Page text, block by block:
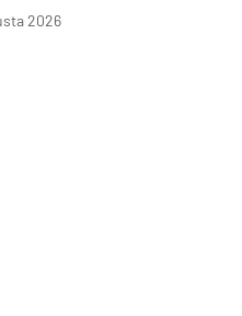
2026